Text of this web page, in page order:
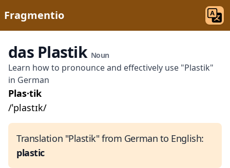
Fragmentio
das Plastik Noun
Learn how to pronounce and effectively use "Plastik"
in German
Plas·tik
/ˈplastɪk/
Translation "Plastik" from German to English:
plastic